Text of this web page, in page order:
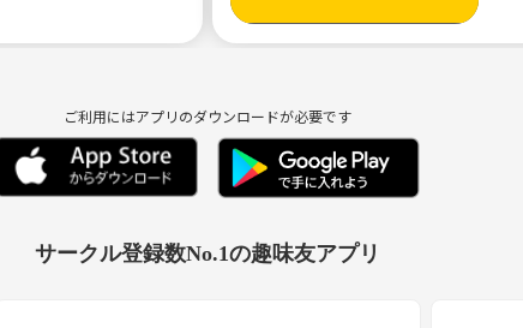
ご利用にはアプリのダウンロードが必要です
サークル登録数No.1の趣味友アプリ